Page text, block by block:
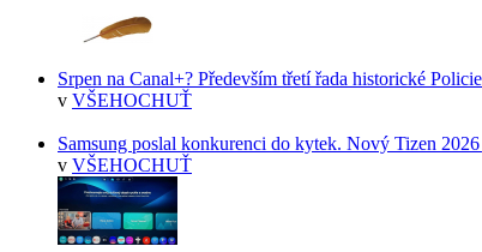
Srpen na Canal+? Především třetí řada historické
v VŠEHOCHUŤ
Samsung poslal konkurenci do kytek. Nový Tizen
v VŠEHOCHUŤ